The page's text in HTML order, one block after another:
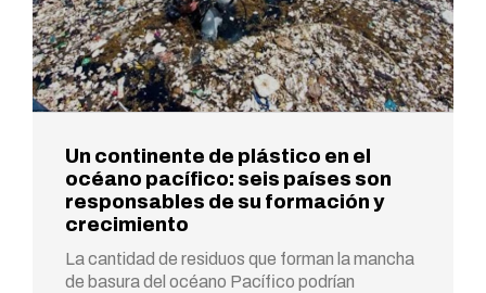
Un continente de plástico en el
océano pacífico: seis países son
responsables de su formación y
crecimiento
La cantidad de residuos que forman la mancha
de basura del océano Pacífico podrían